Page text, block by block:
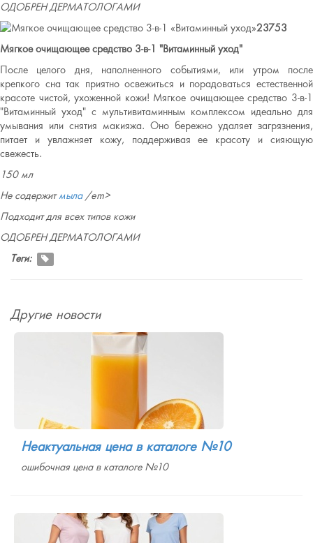
ОДОБРЕН ДЕРМАТОЛОГАМИ
23753
Мягкое очищающее средство 3-в-1 "Витаминный уход"
После целого дня, наполненного событиями, или утром после
крепкого сна так приятно освежиться и порадоваться естественной
красоте чистой, ухоженной кожи! Мягкое очищающее средство 3-в-1
"Витаминный уход" с мультивитаминным комплексом идеально для
умывания или снятия макияжа. Оно бережно удаляет загрязнения,
питает и увлажняет кожу, поддерживая ее красоту и сияющую
свежесть.
150 мл
Не содержитмыла/em>
Подходит для всех типов кожи
ОДОБРЕН ДЕРМАТОЛОГАМИ
Теги:
Другие новости
Неактуальная цена в каталоге №10
ошибочная цена в каталоге №10